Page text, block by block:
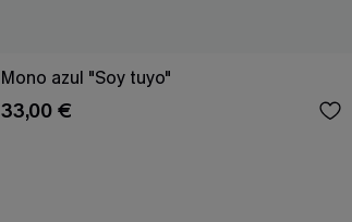
Mono azul "Soy tuyo"
33,00 €